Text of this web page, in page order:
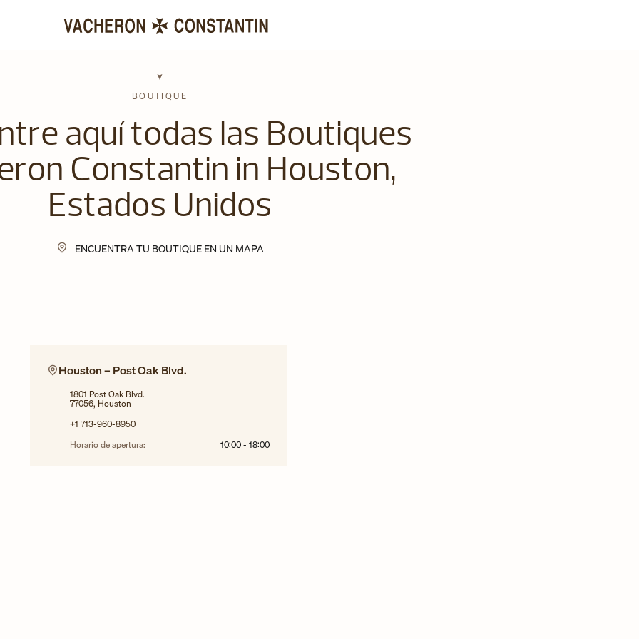
BOUTIQUE
aquí todas las Boutiques
Constantin in Houston,
Estados Unidos
ENCUENTRA TU BOUTIQUE EN UN MAPA
Houston – Post Oak Blvd.
1801 Post Oak Blvd.
77056, Houston
+1 713-960-8950
Horario de apertura:
10:00 -18:00